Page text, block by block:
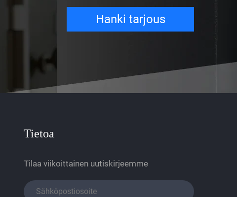
Hanki tarjous
Tietoa
Tilaa viikoittainen uutiskirjeemme